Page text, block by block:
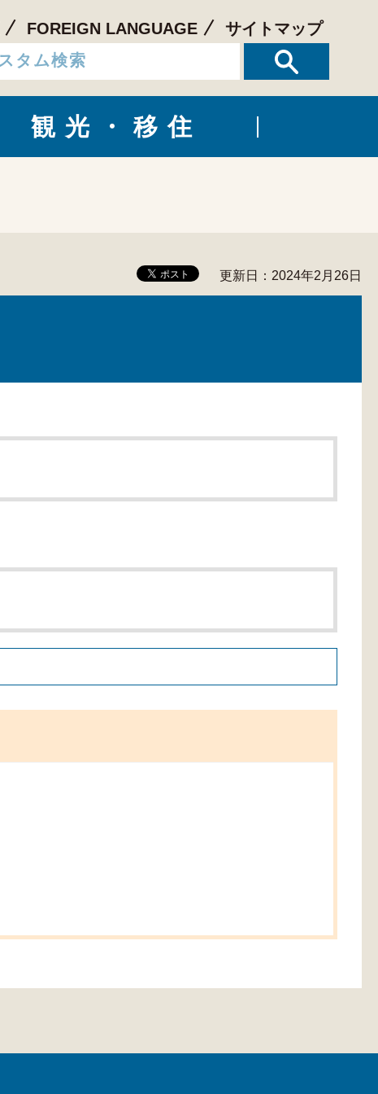
FOREIGN LANGUAGE サイトマップ
観光・移住
更新日：2024年2月26日